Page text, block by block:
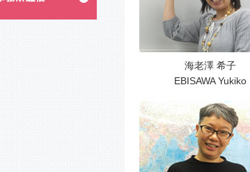
海老澤 希子
EBISAWA Yukiko